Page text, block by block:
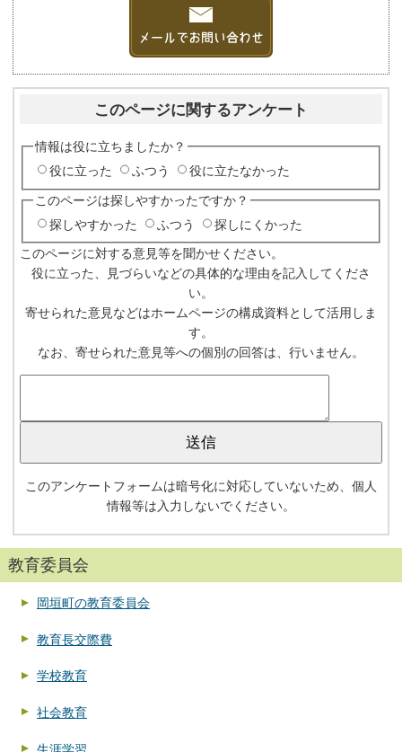
このページに関するアンケート
情報は役に立ちましたか？
役に立った
ふつう 役に立たなかった
このページは探しやすかったですか？
探しやすかった
ふつう 探しにくかった
このページに対する意見等を聞かせください。
役に立った、見づらいなどの具体的な理由を記入してくださ
い。
寄せられた意見などはホームページの構成資料として活用しま
す。
なお、寄せられた意見等への個別の回答は、行いません。
このアンケートフォームは暗号化に対応していないため、個人
情報等は入力しないでください。
教育委員会
岡垣町の教育委員会
教育長交際費
学校教育
社会教育
生涯学習